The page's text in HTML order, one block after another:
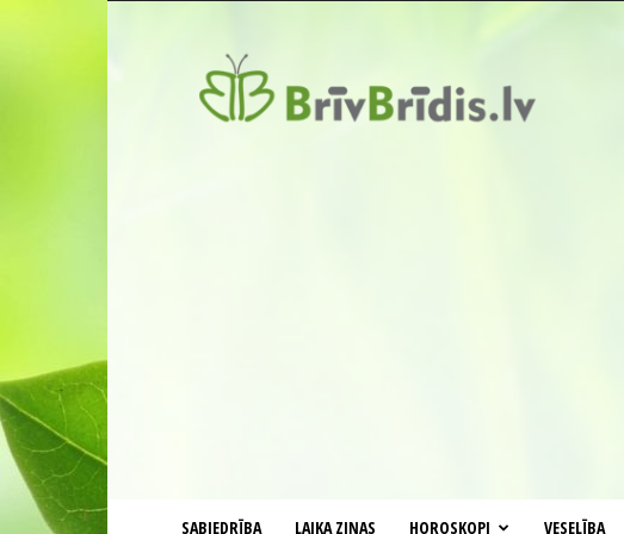
SABIEDRĪBA LAIKA ZIŅAS HOROSKOPI VESELĪBA